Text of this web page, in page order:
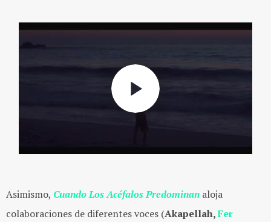
Asimismo, Cuando Los Acéfalos Predominan aloja
colaboraciones de diferentes voces (Akapellah,Fer